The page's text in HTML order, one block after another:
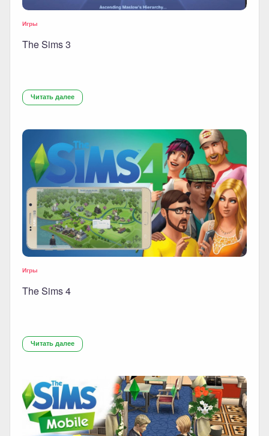
Игры
The Sims 3
Читать далее
Игры
The Sims 4
Читать далее